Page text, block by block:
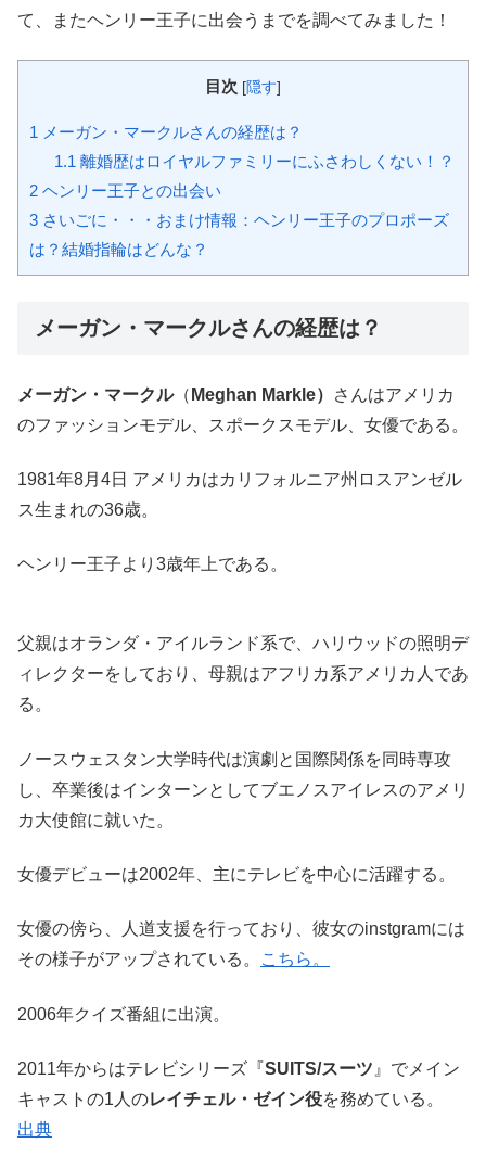
て、またヘンリー王子に出会うまでを調べてみました！
目次 [隠す]
1 メーガン・マークルさんの経歴は？
1.1離婚歴はロイヤルファミリーにふさわしくない！？
2 ヘンリー王子との出会い
3 さいごに・・・おまけ情報：ヘンリー王子のプロポーズ
は？結婚指輪はどんな？
メーガン・マークルさんの経歴は？
メーガン・マークル（ Meghan Markle）
さんはアメリカ
のファッションモデル、スポークスモデル、女優である。
1981年8月4日 アメリカはカリフォルニア州ロスアンゼル
ス生まれの36歳。
ヘンリー王子より3歳年上である。
父親はオランダ・アイルランド系で、ハリウッドの照明デ
ィレクターをしており、母親はアフリカ系アメリカ人であ
る。
ノースウェスタン大学時代は演劇と国際関係を同時専攻
し、卒業後はインターンとしてブエノスアイレスのアメリ
カ大使館に就いた。
女優デビューは2002年、主にテレビを中心に活躍する。
女優の傍ら、人道支援を行っており、彼女のinstgramには
その様子がアップされている。
こちら。
2006年クイズ番組に出演。
2011年からはテレビシリーズ『SUITS/スーツ 』でメイン
キャストの1人のレイチェル・ゼイン役を務めている。
出典